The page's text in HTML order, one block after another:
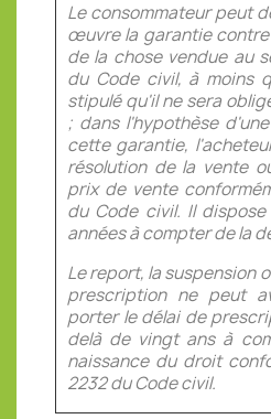
Le consommateur peut
œuvre la garantie
de la chose vendue au
du Code civil, à moins
stipulé qu'il ne sera
; dans l'hypothèse
cette garantie,
résolution de la vente
prix de vente
du Code civil. Il
années à compter de la
Le report, la suspension
prescription ne peut
porter le délai de
delà de vingt ans à
naissance du droit
2232 du Code civil.